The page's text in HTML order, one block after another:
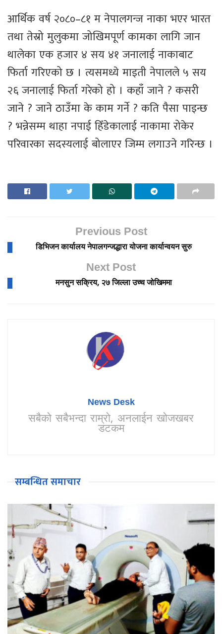
आर्थिक वर्ष २०८०–८१ म नेपालगन्ज नाका भएर भारत
तथा तेस्रो मुलुकमा जोखिमपूर्ण कामका लागि जान
थालेका एक हजार ४ सय ४१ जनालाई नाकाबाट
फिर्ता गरिएको छ । त्यसमध्ये माइती नेपालले ५ सय
२६ जनालाई फिर्ता गरेको हो । कहाँ जाने ? कसरी
जाने ? जाने ठाउँमा के काम गर्ने ? कति पैसा पाइन्छ
? भन्नेसम्म थाहा नपाई हिँडेकालाई नाकामा रोकेर
परिवारका सदस्यलाई बोलाएर जिम्म लगाउने गरिन्छ ।
Previous Post
डिभिजन कार्यालय नेपालगन्जद्धारा योजना कार्यान्वयन सुरु
Next Post
मनसुन सक्रिय, २७ जिल्ला उच्च जोखिममा
News Desk
सबैको सबैभन्दा राम्रो, अनलाईन खोजखबर
डटकम
सम्बन्धित समाचार